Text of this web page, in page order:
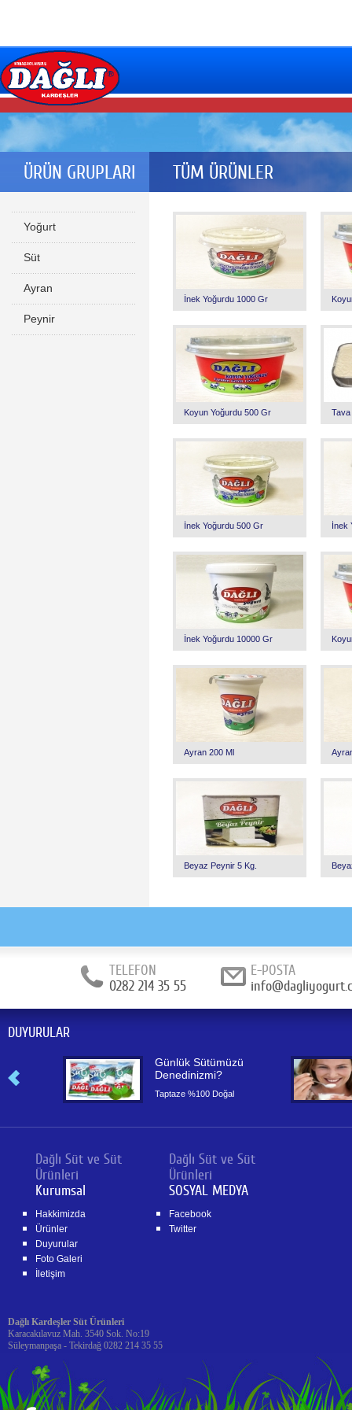
ÜRÜN GRUPLARI
Yoğurt
Süt
Ayran
Peynir
TÜM ÜRÜNLER
İnek Yoğurdu 1000 Gr
Koyun Yoğurdu 500 Gr Tava
İnek Yoğurdu 500 Gr İnek
İnek Yoğurdu 10000 Gr
Ayran 200 Ml
Beyaz Peynir 5 Kg.
TELEFON
0282 214 35 55
E-POSTA
DUYURULAR
Günlük Sütümüzü
Denedinizmi?
Taptaze %100 Doğal
Dağlı Süt ve Süt
Ürünleri
Kurumsal
Hakkimizda
Ürünler
Duyurular
Foto Galeri
İletişim
Dağlı Süt ve Süt
Ürünleri
SOSYAL MEDYA
Facebook
Twitter
Dağlı Kardeşler Süt Ürünleri
Karacakılavuz Mah. 3540 Sok. No:19
Süleymanpaşa - Tekirdağ 0282 214 35 55